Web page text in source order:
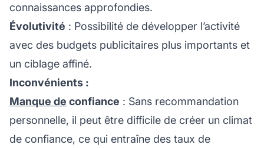
connaissances approfondies.
Évolutivité : Possibilité de développer l’activité
avec des budgets publicitaires plus importants et
un ciblage affiné.
Inconvénients :
Manque de confiance : Sans recommandation
personnelle, il peut être difficile de créer un climat
de confiance, ce qui entraîne des taux de